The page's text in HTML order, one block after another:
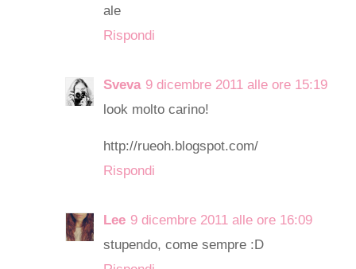
ale
Rispondi
Sveva 9 dicembre 2011 alle ore 15:19
look molto carino!
http://rueoh.blogspot.com/
Rispondi
Lee 9 dicembre 2011 alle ore 16:09
stupendo, come sempre :D